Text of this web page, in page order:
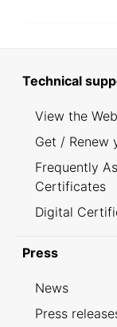
Technical
View the
Get / Renew
Frequently
Certificates
Digital
Press
News
Press